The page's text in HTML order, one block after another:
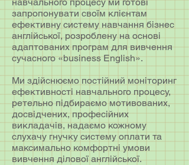
запропонувати своїм клієнтам
ефективну систему навчання бізнес
англійської, розроблену на основі
адаптованих програм для вивчення
сучасного «business English».
Ми здійснюємо постійний моніторинг
ефективності навчального процесу,
ретельно підбираємо мотивованих,
досвідчених, професійних
викладачів, надаємо кожному
слухачу гнучку систему оплати та
максимально комфортні умови
вивчення ділової англійської.